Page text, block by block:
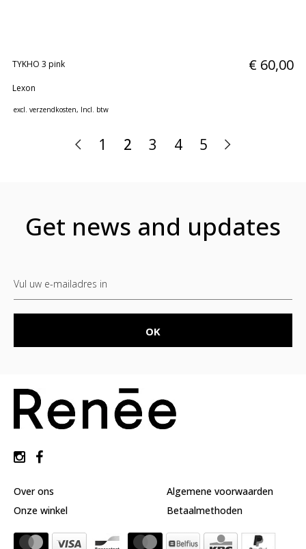
TYKHO 3 pink
Lexon
€ 60,00
excl. verzendkosten, Incl. btw
1 2 3 4 5
Get news and updates
Over ons
Onze winkel
Algemene voorwaarden
Betaalmethoden